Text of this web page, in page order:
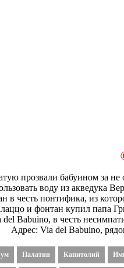
прозвали бабуином за
воду из акведука
в честь понтифика, из
и фонтан купил папа
del Babuino, в честь
Адрес: Via del Babuino,
Палатин Капитолий